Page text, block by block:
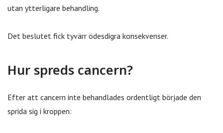
utan ytterligare behandling.
Det beslutet fick tyvärr ödesdigra konsekvenser.
Hur spreds cancern?
Efter att cancern inte behandlades ordentligt började den
sprida sig i kroppen: